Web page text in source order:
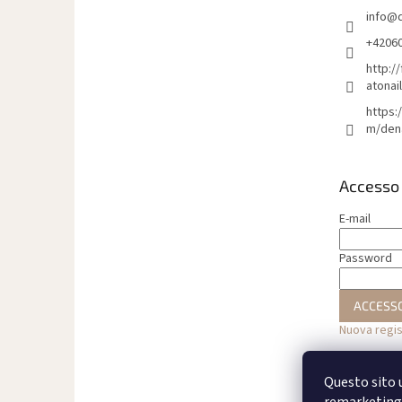
Questo sito
info@
http://
m/
Accesso
E-mail
Password
Nuova